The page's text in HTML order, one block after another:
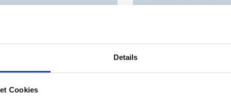
Details
Cookies
des Wirtschaftens auch
29.06.2022 Vortrag im
- warum die Impulse
Rome
verkündeten die
Erfolgsmeldung. Im Januar